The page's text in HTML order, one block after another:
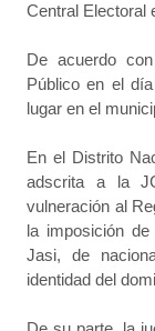
Central Electoral
De acuerdo
Público en el
lugar en el
En el Distrito
adscrita a la
vulneración al
la imposición
Jasi, de
identidad del